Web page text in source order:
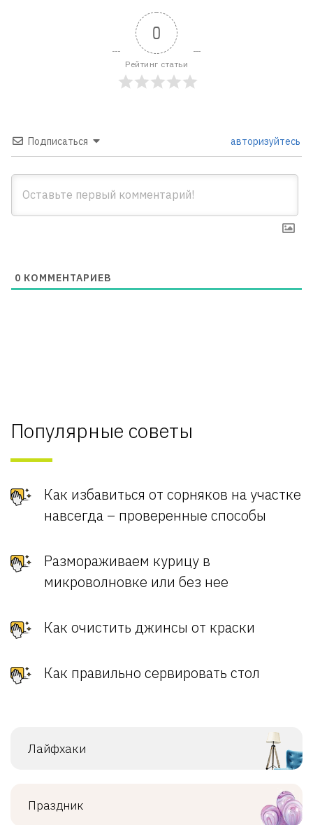
0
Рейтинг статьи
Подписаться авторизуйтесь
0 КОММЕНТАРИЕВ
Популярные советы
Как избавиться от сорняков на участке
навсегда – проверенные способы
Размораживаем курицу в
микроволновке или без нее
Как очистить джинсы от краски
Как правильно сервировать стол
Лайфхаки
Праздник